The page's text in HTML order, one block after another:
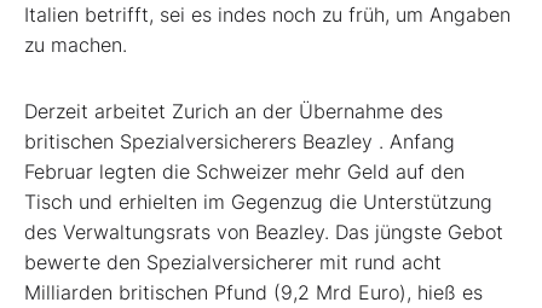
Italien betrifft, sei es indes noch zu früh, um Angaben
zu machen.
Derzeit arbeitet Zurich an der Übernahme des
britischen Spezialversicherers Beazley . Anfang
Februar legten die Schweizer mehr Geld auf den
Tisch und erhielten im Gegenzug die Unterstützung
des Verwaltungsrats von Beazley. Das jüngste Gebot
bewerte den Spezialversicherer mit rund acht
Milliarden britischen Pfund (9,2 Mrd Euro), hieß es